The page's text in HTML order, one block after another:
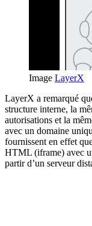
Image LayerX
LayerX a remarqué
structure interne, la
autorisations et la
avec un domaine
fournissent en effet
HTML (iframe) avec
partir d’un serveur